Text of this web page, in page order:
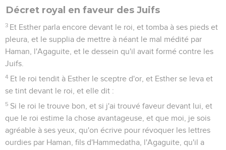
Décret royal en faveur des Juifs
3 Et Esther parla encore devant le roi, et tomba à ses pieds et
pleura, et le supplia de mettre à néant le mal médité par
Haman, l'Agaguite, et le dessein qu'il avait formé contre les
Juifs.
4 Et le roi tendit à Esther le sceptre d'or, et Esther se leva et
se tint devant le roi, et elle dit :
5 Si le roi le trouve bon, et si j'ai trouvé faveur devant lui, et
que le roi estime la chose avantageuse, et que moi, je sois
agréable à ses yeux, qu'on écrive pour révoquer les lettres
ourdies par Haman, fils d'Hammedatha, l'Agaguite, qu'il a